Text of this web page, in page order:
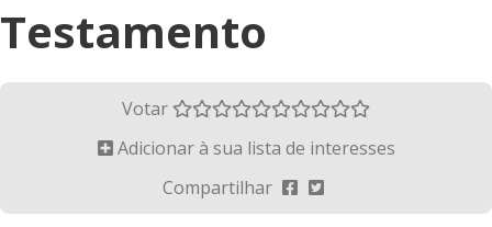
Testamento
Votar
Adicionar à sua lista de interesses
Compartilhar